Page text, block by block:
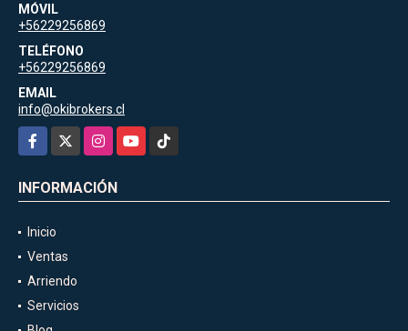
MÓVIL
+56229256869
TELÉFONO
+56229256869
EMAIL
info@okibrokers.cl
Facebook
InstagramYouTubeTikTok
INFORMACIÓN
Inicio
Ventas
Arriendo
Servicios